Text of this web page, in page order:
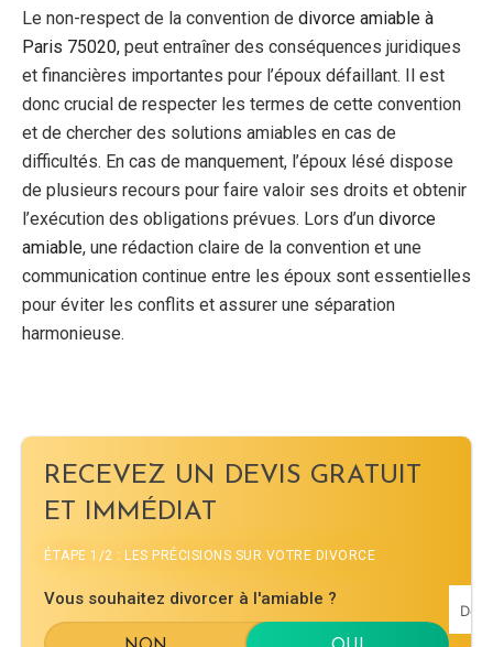
Le non-respect de la convention de divorce amiable à
Paris 75020, peut entraîner des conséquences juridiques
et financières importantes pour l’époux défaillant. Il est
donc crucial de respecter les termes de cette convention
et de chercher des solutions amiables en cas de
difficultés. En cas de manquement, l’époux lésé dispose
de plusieurs recours pour faire valoir ses droits et obtenir
l’exécution des obligations prévues. Lors d’un divorce
amiable, une rédaction claire de la convention et une
communication continue entre les époux sont essentielles
pour éviter les conflits et assurer une séparation
harmonieuse.
RECEVEZ UN DEVIS GRATUIT
ET IMMÉDIAT
ÉTAPE 1/2 : LES PRÉCISIONS SUR VOTRE DIVORCE
Vous souhaitez divorcer à l'amiable ?